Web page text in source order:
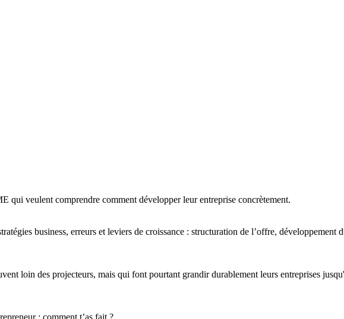
qui veulent comprendre comment développer leur entreprise concrètement.
business, erreurs et leviers de croissance : structuration de l’offre, développement
loin des projecteurs, mais qui font pourtant grandir durablement leurs entreprises
: comment t’as fait ?